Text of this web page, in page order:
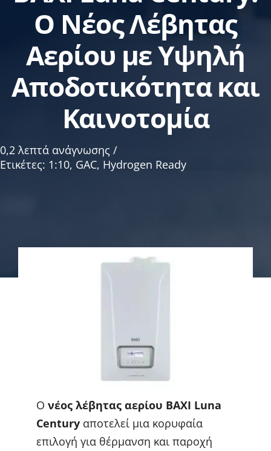
Σχετικά με εμάς
Ο Νέος Λέβητας
Αερίου με Υψηλή
Αποδοτικότητα και
Καινοτομία
0,2 λεπτά ανάγνωσης /
Ετικέτες: 1:10, GAC, Hydrogen Ready
Ο νέος λέβητας αερίου BAXI Luna
Centuryαποτελεί μια κορυφαία
επιλογή για θέρμανση και παροχή